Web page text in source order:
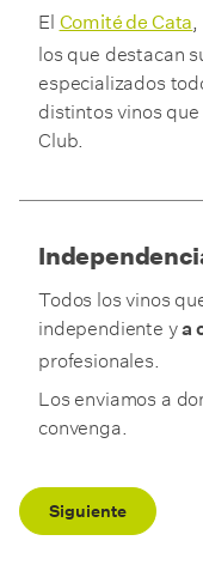
El Comité de Cata
los que destacan
especializados
distintos vinos
Club.
Todos los vinos
independiente ya
profesionales.
Los enviamos a
convenga.
Siguiente